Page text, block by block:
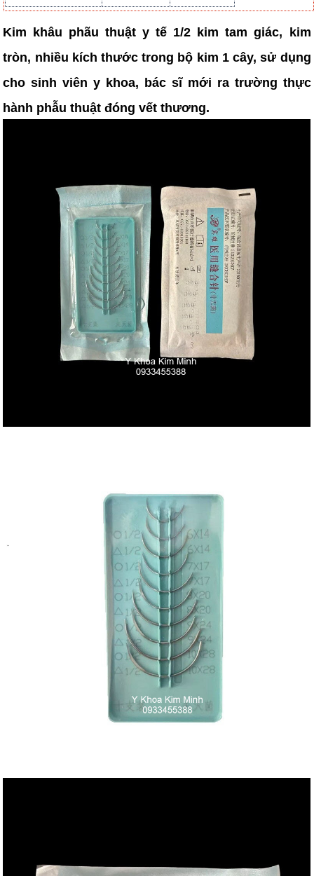
Kim khâu phãu thuật y tế 1/2 kim tam giác, kim
tròn, nhiều kích thước trong bộ kim 1 cây, sử dụng
cho sinh viên y khoa, bác sĩ mới ra trường thực
hành phẫu thuật đóng vết thương.